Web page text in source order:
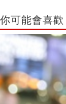
你可能會喜歡